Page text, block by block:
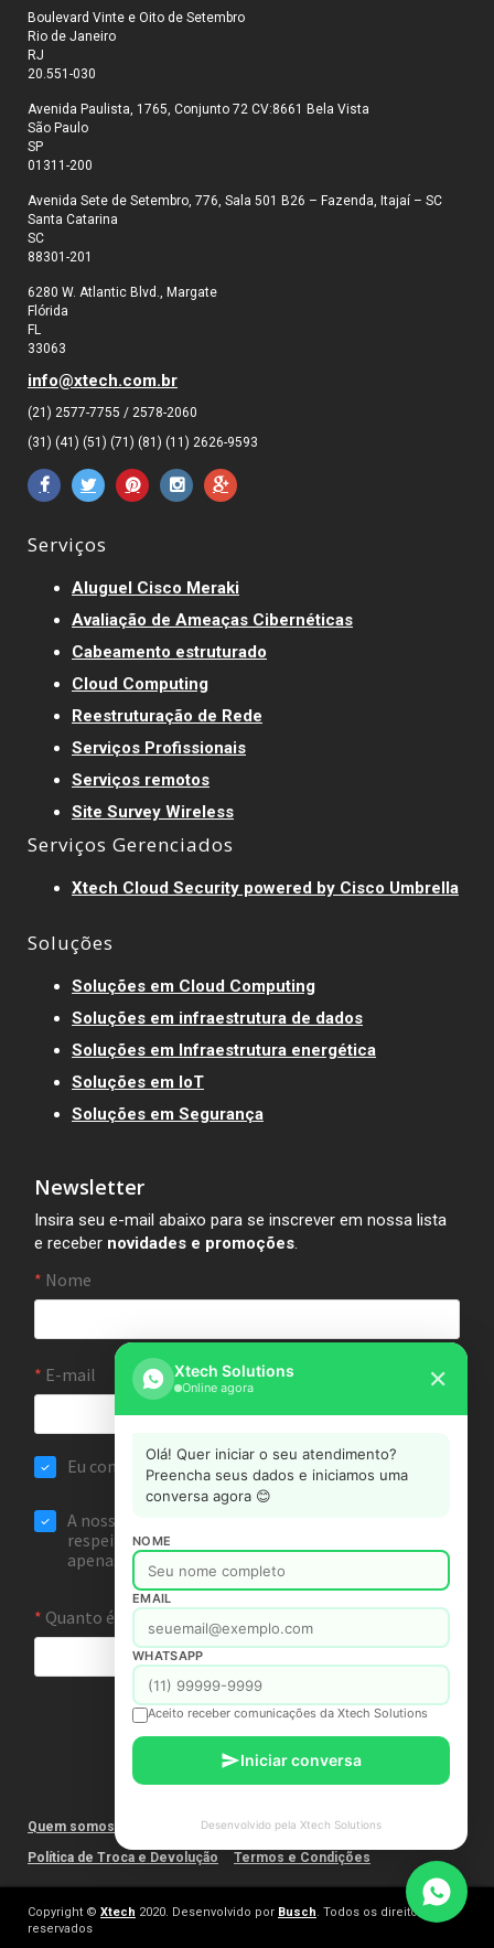
Boulevard Vinte e Oito de Setembro
Rio de Janeiro
RJ
20.551-030
Avenida Paulista, 1765, Conjunto 72 CV:8661 Bela Vista
São Paulo
SP
01311-200
Avenida Sete de Setembro, 776, Sala 501 B26 – Fazenda, Itajaí – SC
Santa Catarina
SC
88301-201
6280 W. Atlantic Blvd., Margate
Flórida
FL
33063
info@xtech.com.br
(21) 2577-7755 / 2578-2060
(31) (41) (51) (71) (81) (11) 2626-9593
Serviços
Aluguel Cisco Meraki
Avaliação de Ameaças Cibernéticas
Cabeamento estruturado
Cloud Computing
Reestruturação de Rede
Serviços Profissionais
Serviços remotos
Site Survey Wireless
Serviços Gerenciados
Xtech Cloud Security powered by Cisco Umbrella
Soluções
Soluções em Cloud Computing
Soluções em infraestrutura de dados
Soluções em Infraestrutura energética
Soluções em IoT
Soluções em Segurança
Newsletter
Insira seu e-mail abaixo para se inscrever em nossa lista
e receber novidades e promoções
Quem somos Fale Conosco
Política de Privacidade
Política de Troca e Devolução
Termos e Condições
Copyright © Xtech 2020. Desenvolvido por Busch . Todos os direitos
reservados
Xtech Solutions
Online agora ✕
Olá! Quer iniciar o seu atendimento?
Preencha seus dados e iniciamos uma
conversa agora 😊
NOME
EMAIL
WHATSAPP
Aceito receber comunicações da Xtech Solutions
Iniciar conversa
Desenvolvido pela Xtech Solutions